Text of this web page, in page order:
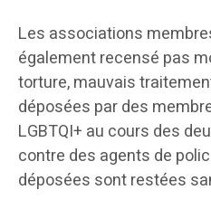
Les associations
également recensé pas
torture, mauvais
déposées par des
LGBTQI+ au cours des
contre des agents de
déposées sont restées